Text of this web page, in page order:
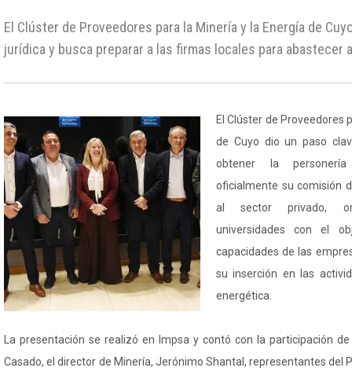
El Clúster de Proveedores para la Minería y la Energía de
jurídica y busca preparar a las firmas locales para abastecer
El Clúster de Proveedores
de Cuyo dio un paso
obtener la
oficialmente su comisión
al sector privado,
universidades con el
capacidades de las
su inserción en las
energética.
La presentación se realizó en Impsa y contó con la participación
Casado, el director de Minería, Jerónimo Shantal, representantes del